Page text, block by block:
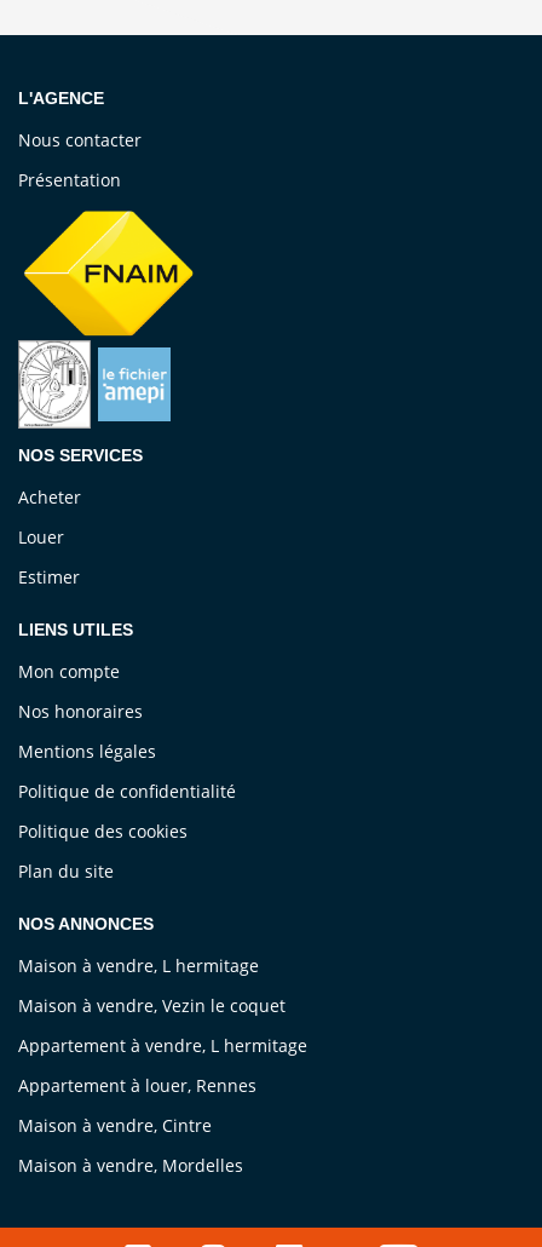
L'AGENCE
Nous contacter
Présentation
NOS SERVICES
Acheter
Louer
Estimer
LIENS UTILES
Mon compte
Nos honoraires
Mentions légales
Politique de confidentialité
Politique des cookies
Plan du site
NOS ANNONCES
Maison à vendre, L hermitage
Maison à vendre, Vezin le coquet
Appartement à vendre, L hermitage
Appartement à louer, Rennes
Maison à vendre, Cintre
Maison à vendre, Mordelles